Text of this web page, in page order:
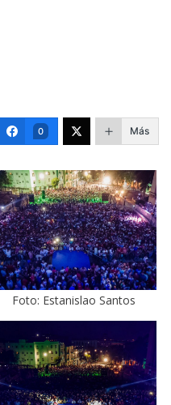
0 Más
Foto: Estanislao Santos